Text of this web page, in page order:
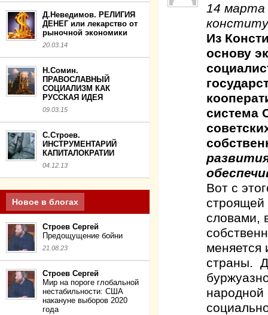
Д.Неведимов. РЕЛИГИЯ
ДЕНЕГ или лекарство от
рыночной экономики
20.03.14
Н.Сомин.
ПРАВОСЛАВНЫЙ
СОЦИАЛИЗМ КАК
РУССКАЯ ИДЕЯ
09.03.15
С.Строев.
ИНСТРУМЕНТАРИЙ
КАПИТАЛОКРАТИИ
04.12.13
Новое в блогах
Строев Сергей
Предощущение бойни
21.08.23
Строев Сергей
Мир на пороге глобальной
нестабильности: США
накануне выборов 2020
года
14 марта
Из
основу
система
Вот с
строящей
словами,
меняется
страны.
народной